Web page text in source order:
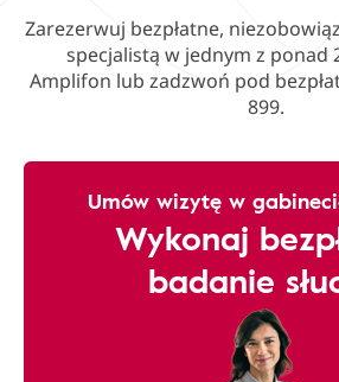
Zarezerwuj bezpłatne,
specjalistą w jednym z ponad
Amplifon lub zadzwoń pod
899.
Umów wizytę w
Wykonaj
badanie